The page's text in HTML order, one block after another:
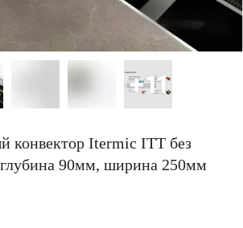
конвектор Itermic ITT без
глубина 90мм, ширина 250мм